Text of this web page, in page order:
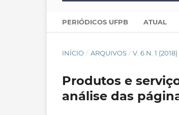
PERIÓDICOS UFPB ATUAL
INÍCIO / ARQUIVOS / V. 6 N. 1 (2018)
Produtos e
análise das